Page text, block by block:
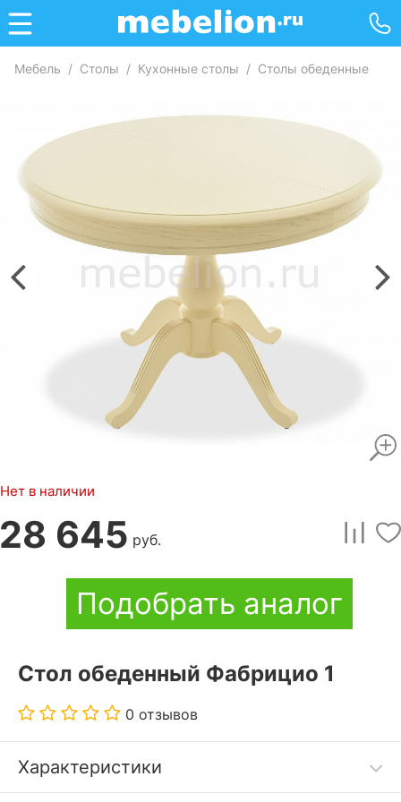
Мебель / Столы / Кухонные столы / Столы обеденные
Нет в наличии
28 645 руб.
Подобрать аналог
Стол обеденный Фабрицио 1
0 отзывов
Характеристики